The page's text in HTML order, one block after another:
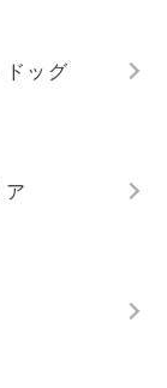
ドッグ